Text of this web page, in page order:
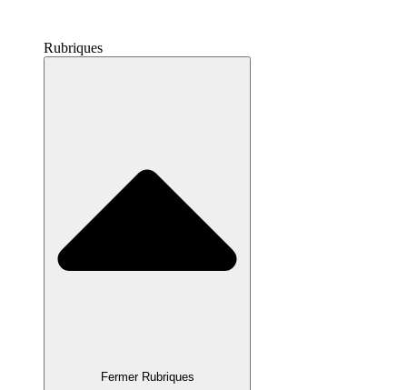
Rubriques
Fermer Rubriques